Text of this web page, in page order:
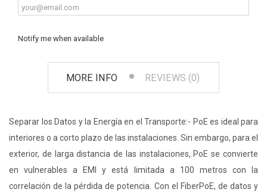
Notify me when available
MORE INFO REVIEWS (0)
Separar los Datos y la Energía en el Transporte:- PoE es ideal para
interiores o a corto plazo de las instalaciones. Sin embargo, para el
exterior, de larga distancia de las instalaciones, PoE se convierte
en vulnerables a EMI y está limitada a 100 metros con la
correlación de la pérdida de potencia. Con el FiberPoE, de datos y